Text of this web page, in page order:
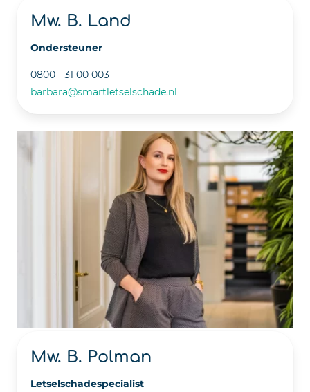
Mw. B. Land
Ondersteuner
0800 - 31 00 003
barbara@smartletselschade.nl
Mw. B. Polman
Letselschadespecialist